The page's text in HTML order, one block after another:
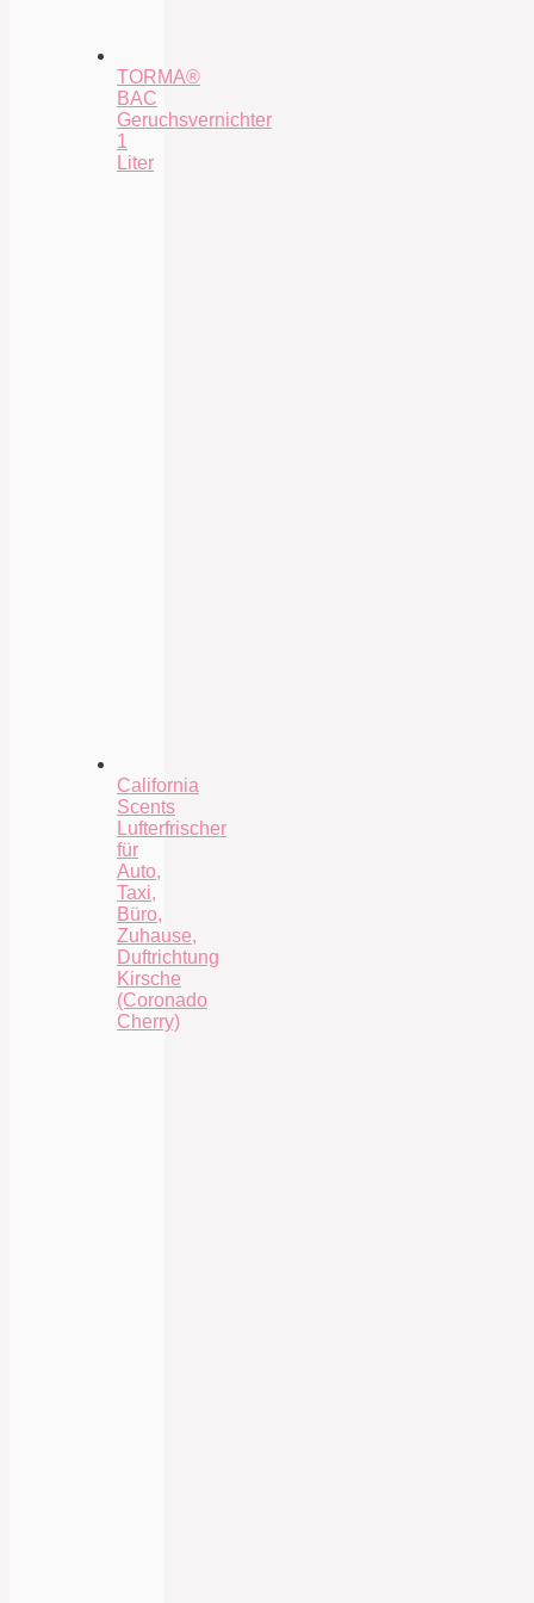
TORMA®
BAC
Geruchsvernichter
1
Liter
California
Scents
Lufterfrischer
für
Auto,
Taxi,
Büro,
Zuhause,
Duftrichtung
Kirsche
(Coronado
Cherry)